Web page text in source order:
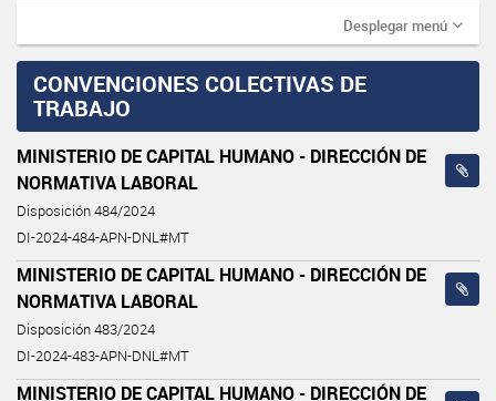
Desplegar menú
CONVENCIONES COLECTIVAS DE
TRABAJO
MINISTERIO DE CAPITAL HUMANO - DIRECCIÓN DE
NORMATIVA LABORAL
Disposición 484/2024
DI-2024-484-APN-DNL#MT
MINISTERIO DE CAPITAL HUMANO - DIRECCIÓN DE
NORMATIVA LABORAL
Disposición 483/2024
DI-2024-483-APN-DNL#MT
MINISTERIO DE CAPITAL HUMANO - DIRECCIÓN DE